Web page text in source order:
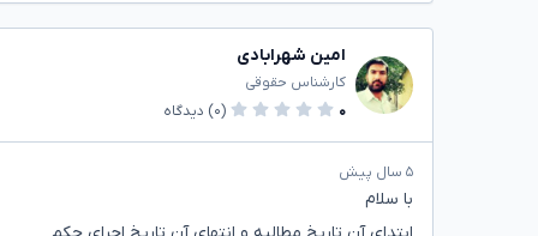
امین شهرابادی
کارشناس حقوقی
۰
(۰) دیدگاه
۵ سال پیش
با سلام